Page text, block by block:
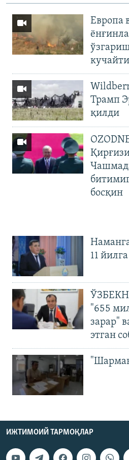
Европа
Трамп
қилди
босқин
11
"655
зарар"
этган
ИЖТИМОИЙ ТАРМОҚЛАР